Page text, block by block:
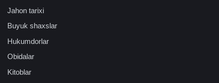
Jahon tarixi
Buyuk shaxslar
Hukumdorlar
Obidalar
Kitoblar